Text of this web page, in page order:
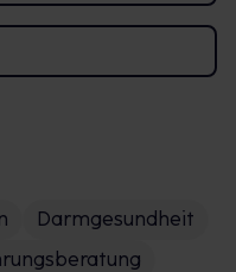
Darmgesundheit